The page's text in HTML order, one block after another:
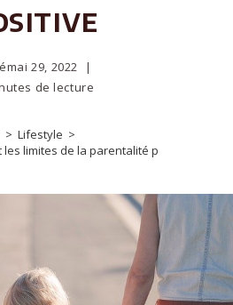
mai 29, 2022
de lecture
> Lifestyle >
les limites de la parentalité positive